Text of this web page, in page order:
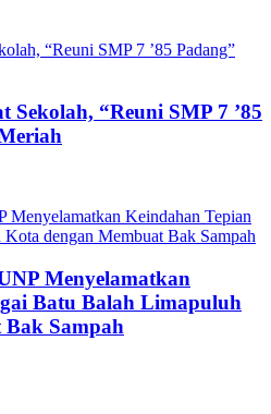
Sekolah, “Reuni SMP 7 ’85
Menyelamatkan
Batu Balah Limapuluh
Sampah